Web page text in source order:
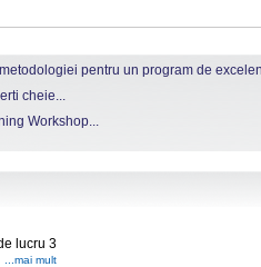
pentru un program de
cheie...
Workshop...
lucru 3
...mai mult